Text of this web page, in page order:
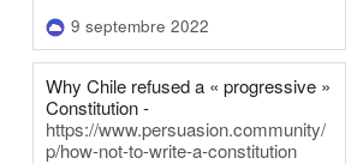
9 septembre 2022
Why Chile refused a « progressive »
Constitution -
https://www.persuasion.community/
p/how-not-to-write-a-constitution